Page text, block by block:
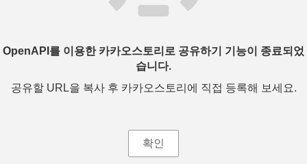
OpenAPI를 이용한 카카오스토리로 공유하기 기능이 종료되었
습니다.
공유할 URL을 복사 후 카카오스토리에 직접 등록해 보세요.
확인